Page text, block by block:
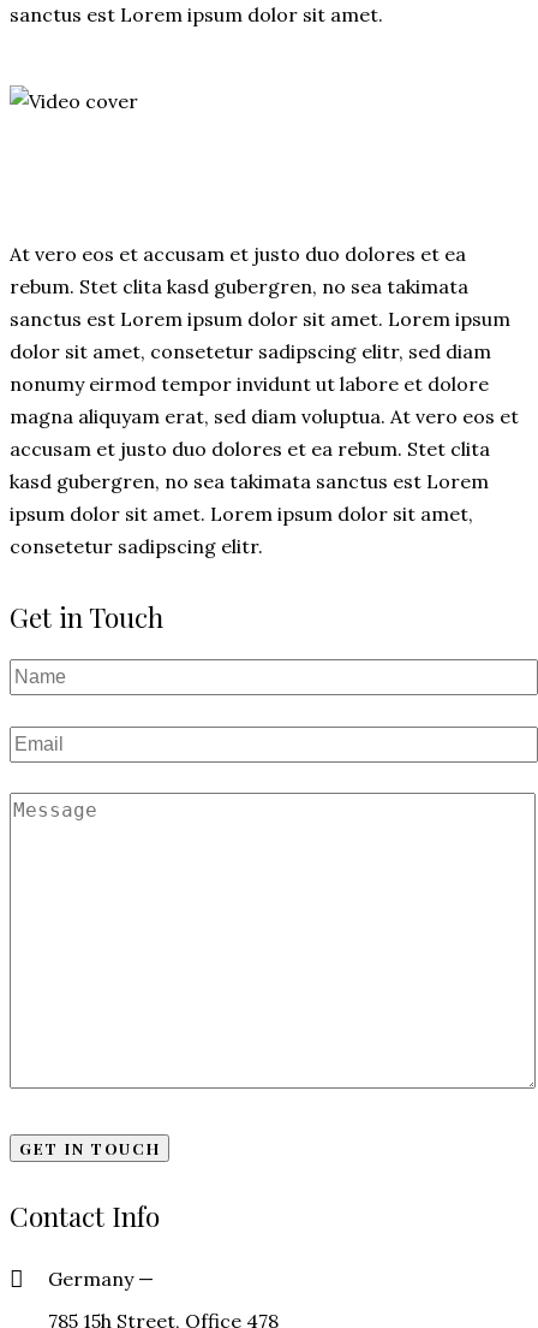
sanctus est Lorem ipsum dolor sit amet.
At vero eos et accusam et justo duo dolores et ea
rebum. Stet clita kasd gubergren, no sea takimata
sanctus est Lorem ipsum dolor sit amet. Lorem ipsum
dolor sit amet, consetetur sadipscing elitr, sed diam
nonumy eirmod tempor invidunt ut labore et dolore
magna aliquyam erat, sed diam voluptua. At vero eos et
accusam et justo duo dolores et ea rebum. Stet clita
kasd gubergren, no sea takimata sanctus est Lorem
ipsum dolor sit amet. Lorem ipsum dolor sit amet,
consetetur sadipscing elitr.
Get in Touch
Contact Info
Germany —
785 15h Street, Office 478